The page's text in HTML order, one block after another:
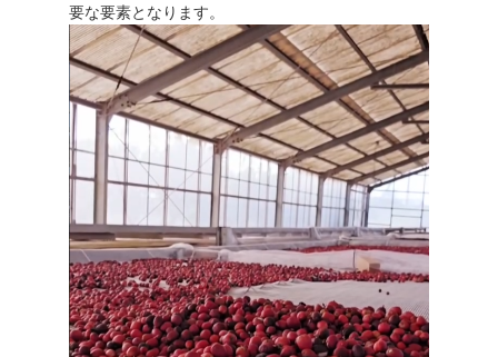
要な要素となります。